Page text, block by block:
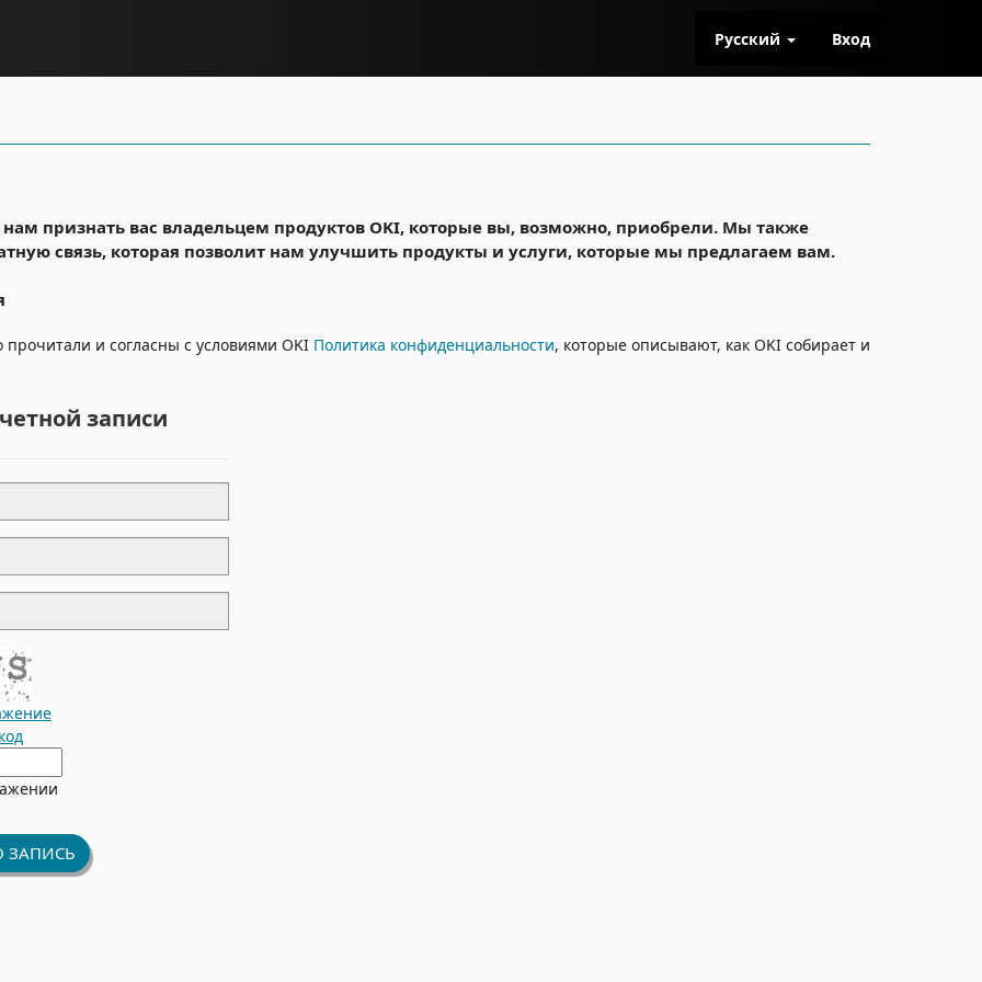
Русский Вход
признать вас владельцем продуктов OKI, которые вы, возможно, приобрели. Мы также
связь, которая позволит нам улучшить продукты и услуги, которые мы предлагаем вам.
и согласны с условиями OKI Политика конфиденциальности, которые описывают, как OKI собирает и
записи